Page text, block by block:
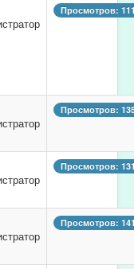
Просмотров:
Просмотров:
Просмотров:
Просмотров: